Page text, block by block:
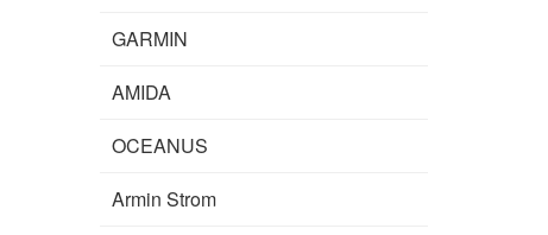
GARMIN
AMIDA
OCEANUS
Armin Strom